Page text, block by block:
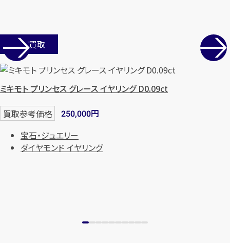
最短 1
今すぐ査定金額をお伝えいた
します
まずは お電話
【総合受付】24時間・年中無休(年末年
店舗買取
ミキモト プリンセス グレース イヤリング D0.09ct
買取参考価格 250,000円
宝石・ジュエリー
ダイヤモンド イヤリング